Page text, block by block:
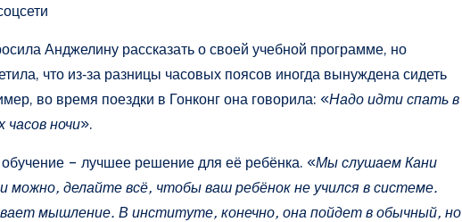
Анджелину рассказать о своей учебной программе, но
что из‑за разницы часовых поясов иногда вынуждена сидеть
во время поездки в Гонконг она говорила: «Надо идти спать в
часов ночи».
– лучшее решение для её ребёнка. «Мы слушаем Кани
можно, делайте всё, чтобы ваш ребёнок не учился в системе.
мышление. В институте, конечно, она пойдет в обычный, но